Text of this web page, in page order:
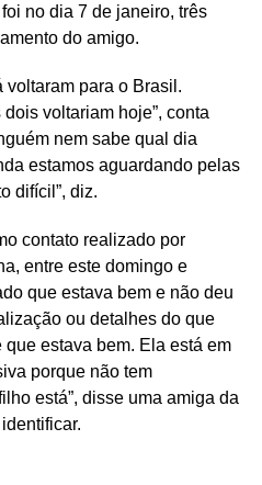
no dia 7 de janeiro, três
do amigo.
voltaram para o Brasil.
voltariam hoje”, conta
nem sabe qual dia
estamos aguardando pelas
difícil”, diz.
contato realizado por
entre este domingo e
que estava bem e não deu
ou detalhes do que
estava bem. Ela está em
porque não tem
está”, disse uma amiga da